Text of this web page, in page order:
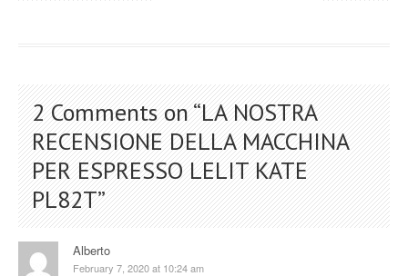
2 Comments on “LA NOSTRA
RECENSIONE DELLA MACCHINA
PER ESPRESSO LELIT KATE
PL82T”
Alberto
February 7, 2020 at 10:24 am